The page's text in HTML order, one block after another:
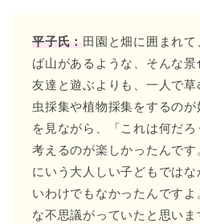
平子氏： 田園と畑に囲まれ
ば山があるような、そんな景
友達と遊ぶよりも、一人で
虫採集や植物採集をするの
を見ながら、「これは何だ
考えるのが楽しかったんで
にいう大人しい子どもでは
いわけでもなかったんです
な不思議がっていたと思い